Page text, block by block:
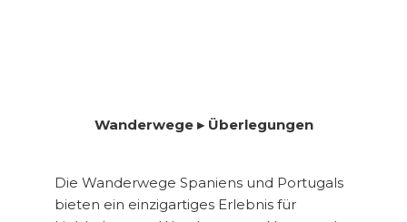
Wanderwege ▸ Überlegungen
Die Wanderwege Spaniens und Portugals
bieten ein einzigartiges Erlebnis für